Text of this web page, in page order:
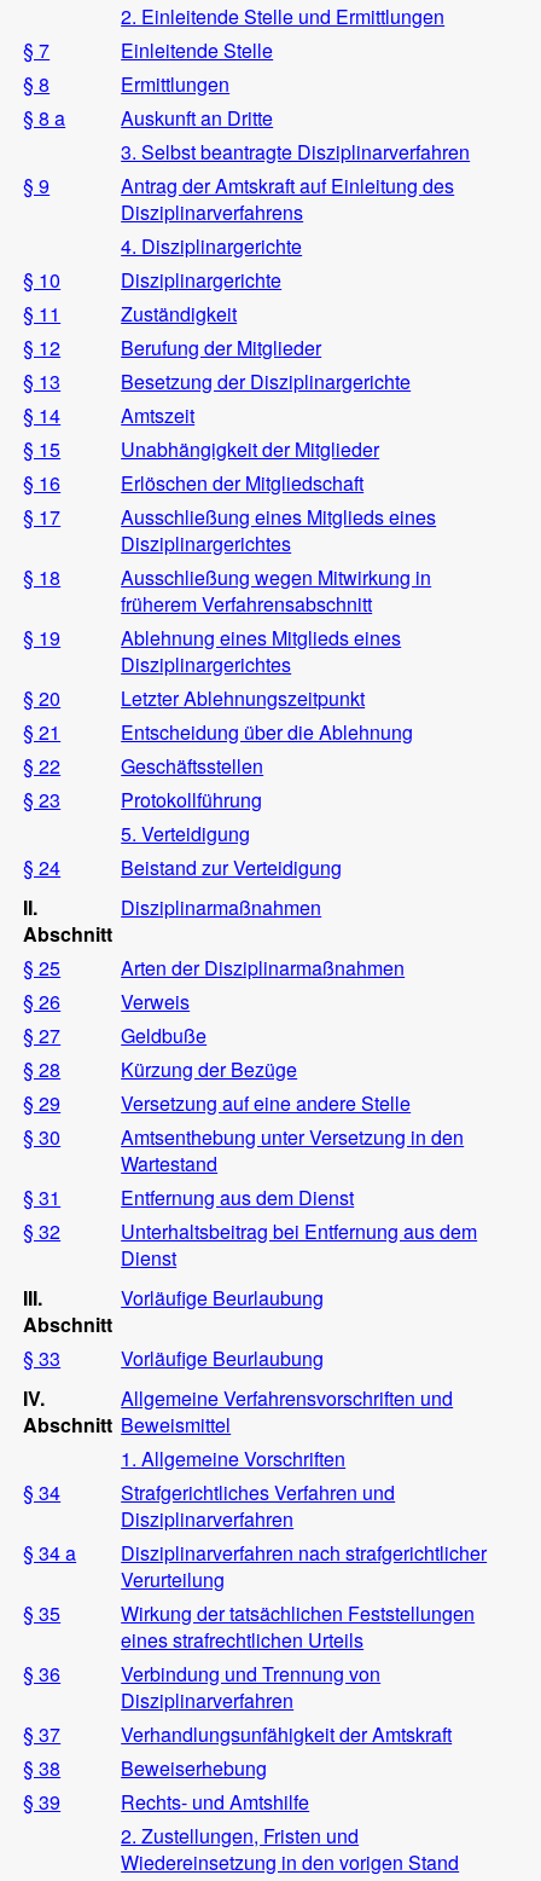
2. Einleitende Stelle und Ermittlungen
§ 7
Einleitende Stelle
§ 8
Ermittlungen
§ 8 a
Auskunft an Dritte
3. Selbst beantragte Disziplinarverfahren
§ 9
Antrag der Amtskraft auf Einleitung des
Disziplinarverfahrens
4. Disziplinargerichte
§ 10
Disziplinargerichte
§ 11
Zuständigkeit
§ 12
Berufung der Mitglieder
§ 13
Besetzung der Disziplinargerichte
§ 14
Amtszeit
§ 15
Unabhängigkeit der Mitglieder
§ 16
Erlöschen der Mitgliedschaft
§ 17
Ausschließung eines Mitglieds eines
Disziplinargerichtes
§ 18
Ausschließung wegen Mitwirkung in
früherem Verfahrensabschnitt
§ 19
Ablehnung eines Mitglieds eines
Disziplinargerichtes
§ 20
Letzter Ablehnungszeitpunkt
§ 21
Entscheidung über die Ablehnung
§ 22
Geschäftsstellen
§ 23
Protokollführung
5. Verteidigung
§ 24
Beistand zur Verteidigung
II.
Abschnitt
Disziplinarmaßnahmen
§ 25
Arten der Disziplinarmaßnahmen
§ 26
Verweis
§ 27
Geldbuße
§ 28
Kürzung der Bezüge
§ 29
Versetzung auf eine andere Stelle
§ 30
Amtsenthebung unter Versetzung in den
Wartestand
§ 31
Entfernung aus dem Dienst
§ 32
Unterhaltsbeitrag bei Entfernung aus dem
Dienst
III.
Abschnitt
Vorläufige Beurlaubung
§ 33
Vorläufige Beurlaubung
IV.
Abschnitt
Allgemeine Verfahrensvorschriften und
Beweismittel
1. Allgemeine Vorschriften
§ 34
Strafgerichtliches Verfahren und
Disziplinarverfahren
§ 34 a
Disziplinarverfahren nach strafgerichtlicher
Verurteilung
§ 35
Wirkung der tatsächlichen Feststellungen
eines strafrechtlichen Urteils
§ 36
Verbindung und Trennung von
Disziplinarverfahren
§ 37
Verhandlungsunfähigkeit der Amtskraft
§ 38
Beweiserhebung
§ 39
Rechts- und Amtshilfe
2. Zustellungen, Fristen und
Wiedereinsetzung in den vorigen Stand